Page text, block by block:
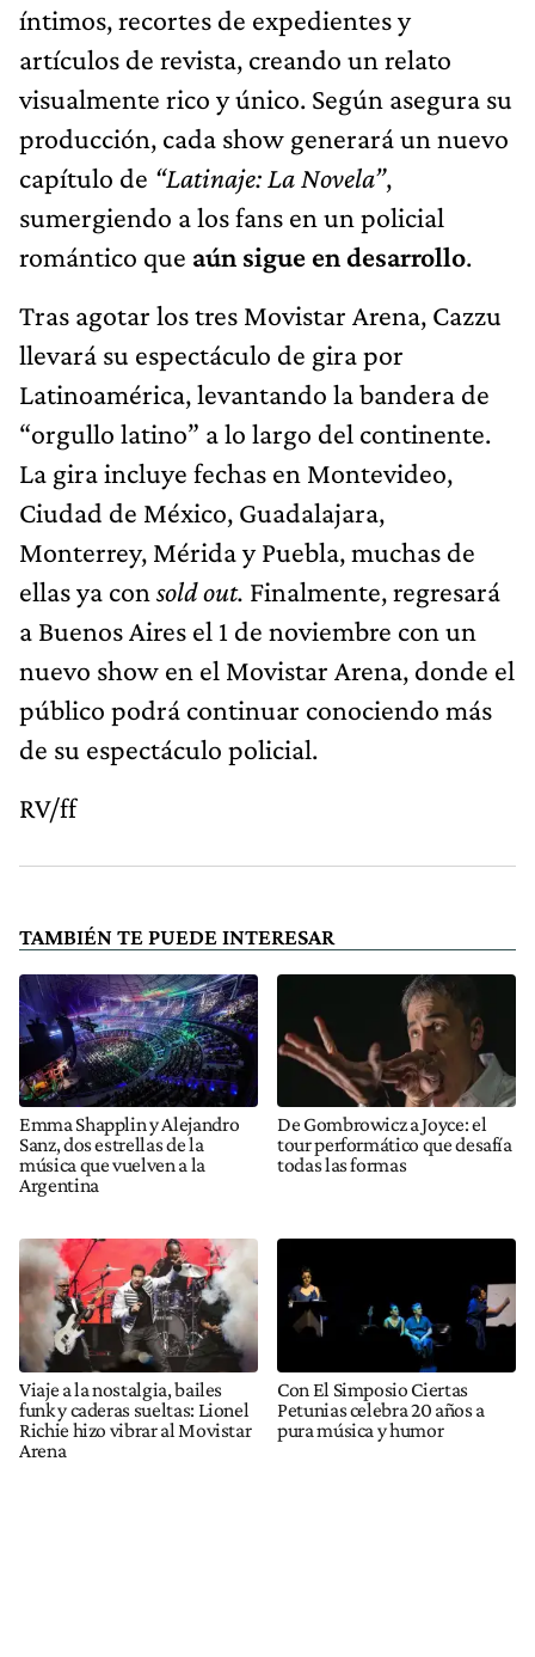
íntimos, recortes de expedientes y
artículos de revista, creando un relato
visualmente rico y único. Según asegura su
producción, cada show generará un nuevo
capítulo de “Latinaje: La Novela”,
sumergiendo a los fans en un policial
romántico que aún sigue en desarrollo.
Tras agotar los tres Movistar Arena, Cazzu
llevará su espectáculo de gira por
Latinoamérica, levantando la bandera de
“orgullo latino” a lo largo del continente.
La gira incluye fechas en Montevideo,
Ciudad de México, Guadalajara,
Monterrey, Mérida y Puebla, muchas de
ellas ya con sold out. Finalmente, regresará
a Buenos Aires el 1 de noviembre con un
nuevo show en el Movistar Arena, donde el
público podrá continuar conociendo más
de su espectáculo policial.
RV/ff
TAMBIÉN TE PUEDE INTERESAR
Emma Shapplin y Alejandro
Sanz, dos estrellas de la
música que vuelven a la
Argentina
De Gombrowicz a Joyce: el
tour performático que desafía
todas las formas
Viaje a la nostalgia, bailes
funk y caderas sueltas: Lionel
Richie hizo vibrar al Movistar
Arena
Con El Simposio Ciertas
Petunias celebra 20 años a
pura música y humor